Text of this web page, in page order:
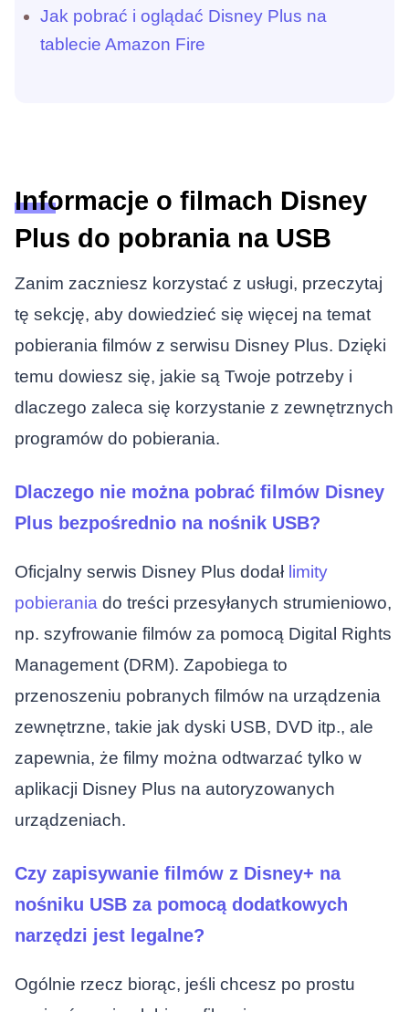
Jak pobrać i oglądać Disney Plus na
tablecie Amazon Fire
Informacje o filmach Disney
Plus do pobrania na USB
Zanim zaczniesz korzystać z usługi, przeczytaj
tę sekcję, aby dowiedzieć się więcej na temat
pobierania filmów z serwisu Disney Plus. Dzięki
temu dowiesz się, jakie są Twoje potrzeby i
dlaczego zaleca się korzystanie z zewnętrznych
programów do pobierania.
Dlaczego nie można pobrać filmów Disney
Plus bezpośrednio na nośnik USB?
Oficjalny serwis Disney Plus dodał limity
pobierania do treści przesyłanych strumieniowo,
np. szyfrowanie filmów za pomocą Digital Rights
Management (DRM). Zapobiega to
przenoszeniu pobranych filmów na urządzenia
zewnętrzne, takie jak dyski USB, DVD itp., ale
zapewnia, że filmy można odtwarzać tylko w
aplikacji Disney Plus na autoryzowanych
urządzeniach.
Czy zapisywanie filmów z Disney+ na
nośniku USB za pomocą dodatkowych
narzędzi jest legalne?
Ogólnie rzecz biorąc, jeśli chcesz po prostu